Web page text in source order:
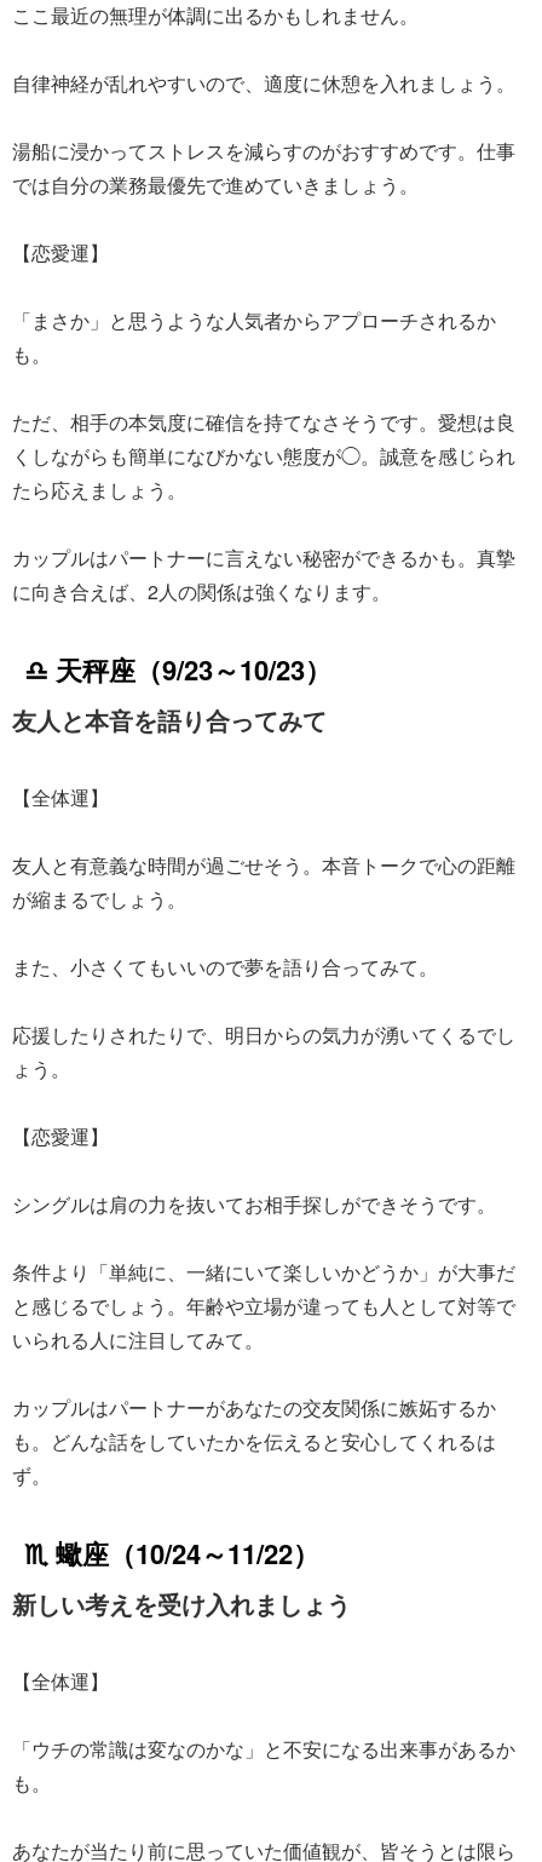
ここ最近の無理が体調に出るかもしれません。
自律神経が乱れやすいので、適度に休憩を入れましょう。
湯船に浸かってストレスを減らすのがおすすめです。仕事
では自分の業務最優先で進めていきましょう。
【恋愛運】
「まさか」と思うような人気者からアプローチされるか
も。
ただ、相手の本気度に確信を持てなさそうです。愛想は良
くしながらも簡単になびかない態度が◯。誠意を感じられ
たら応えましょう。
カップルはパートナーに言えない秘密ができるかも。真摯
に向き合えば、2人の関係は強くなります。
♎ 天秤座（9/23～10/23）
友人と本音を語り合ってみて
【全体運】
友人と有意義な時間が過ごせそう。本音トークで心の距離
が縮まるでしょう。
また、小さくてもいいので夢を語り合ってみて。
応援したりされたりで、明日からの気力が湧いてくるでし
ょう。
【恋愛運】
シングルは肩の力を抜いてお相手探しができそうです。
条件より「単純に、一緒にいて楽しいかどうか」が大事だ
と感じるでしょう。年齢や立場が違っても人として対等で
いられる人に注目してみて。
カップルはパートナーがあなたの交友関係に嫉妬するか
も。どんな話をしていたかを伝えると安心してくれるは
ず。
♏ 蠍座（10/24～11/22）
新しい考えを受け入れましょう
【全体運】
「ウチの常識は変なのかな」と不安になる出来事があるか
も。
あなたが当たり前に思っていた価値観が、皆そうとは限ら